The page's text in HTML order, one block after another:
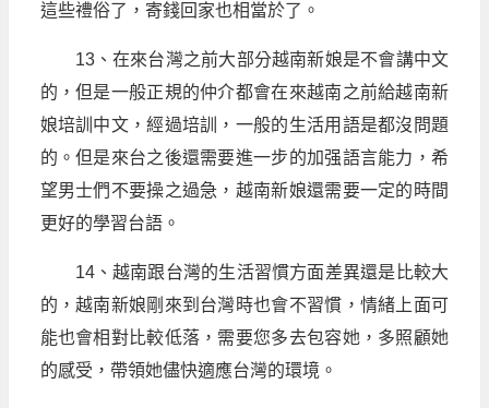
這些禮俗了，寄錢回家也相當於了。
13、在來台灣之前大部分越南新娘是不會講中文
的，但是一般正規的仲介都會在來越南之前給越南新
娘培訓中文，經過培訓，一般的生活用語是都沒問題
的。但是來台之後還需要進一步的加强語言能力，希
望男士們不要操之過急，越南新娘還需要一定的時間
更好的學習台語。
14、越南跟台灣的生活習慣方面差異還是比較大
的，越南新娘剛來到台灣時也會不習慣，情緒上面可
能也會相對比較低落，需要您多去包容她，多照顧她
的感受，帶領她儘快適應台灣的環境。